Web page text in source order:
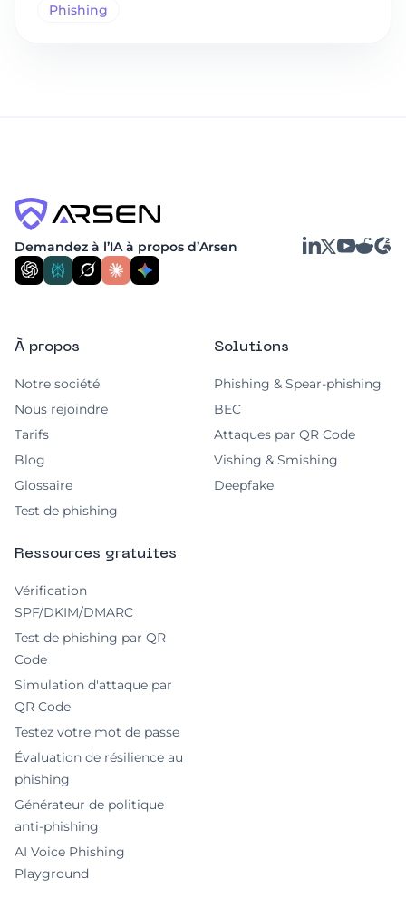
Phishing
Demandez à l’IA à propos d’Arsen LinkedIn
X YouTube
Reddit
G2
À propos
Notre société
Nous rejoindre
Tarifs
Blog
Glossaire
Test de phishing
Solutions
Phishing & Spear-phishing
BEC
Attaques par QR Code
Vishing & Smishing
Deepfake
Ressources gratuites
Vérification
SPF/DKIM/DMARC
Test de phishing par QR
Code
Simulation d'attaque par
QR Code
Testez votre mot de passe
Évaluation de résilience au
phishing
Générateur de politique
anti-phishing
AI Voice Phishing
Playground